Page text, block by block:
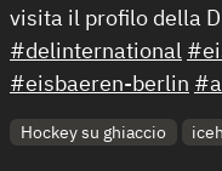
visita il profilo della
#delinternational
#eisbaeren-berlin
Hockey su ghiaccio